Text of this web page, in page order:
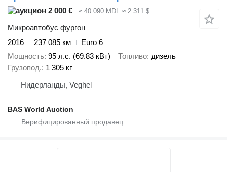
2 000 €
≈ 40 090 MDL ≈ 2 311 $
Микроавтобус фургон
2016
237 085 км
Euro 6
Мощность 95 л.с. (69.83 кВт) Топливо дизель
Грузопод. 1 305 кг
Нидерланды, Veghel
BAS World Auction